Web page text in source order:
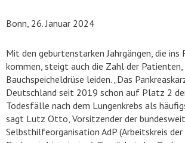
Bonn, 26. Januar 2024
Mit den geburtenstarken Jahrgängen, die
kommen, steigt auch die Zahl der
Bauchspeicheldrüse leiden. „Das
Deutschland seit 2019 schon auf Platz 2
Todesfälle nach dem Lungenkrebs als
sagt Lutz Otto, Vorsitzender der
Selbsthilfeorganisation AdP (Arbeitskreis der